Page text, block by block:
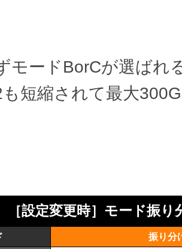
モードBorCが選ばれ
短縮されて最大
［設定変更時］モード振り
振り分